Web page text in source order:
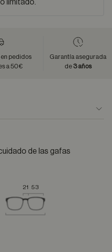
limitado.
pedidos
a 50€
Garantía asegurada
de 3 años
de las gafas
21 53